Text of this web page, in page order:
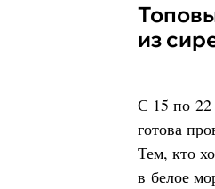
Топовые цветочные локации: дорога
из
С 15 по 22
готова
Тем, кто
в белое